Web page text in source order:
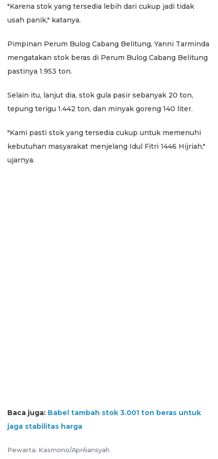
"Karena stok yang tersedia lebih dari cukup jadi tidak
usah panik," katanya.
Pimpinan Perum Bulog Cabang Belitung, Yanni Tarminda
mengatakan stok beras di Perum Bulog Cabang Belitung
pastinya 1.953 ton.
Selain itu, lanjut dia, stok gula pasir sebanyak 20 ton,
tepung terigu 1.442 ton, dan minyak goreng 140 liter.
"Kami pasti stok yang tersedia cukup untuk memenuhi
kebutuhan masyarakat menjelang Idul Fitri 1446 Hijriah,"
ujarnya.
Baca juga: Babel tambah stok 3.001 ton beras untuk
jaga stabilitas harga
Pewarta: Kasmono/Apriliansyah